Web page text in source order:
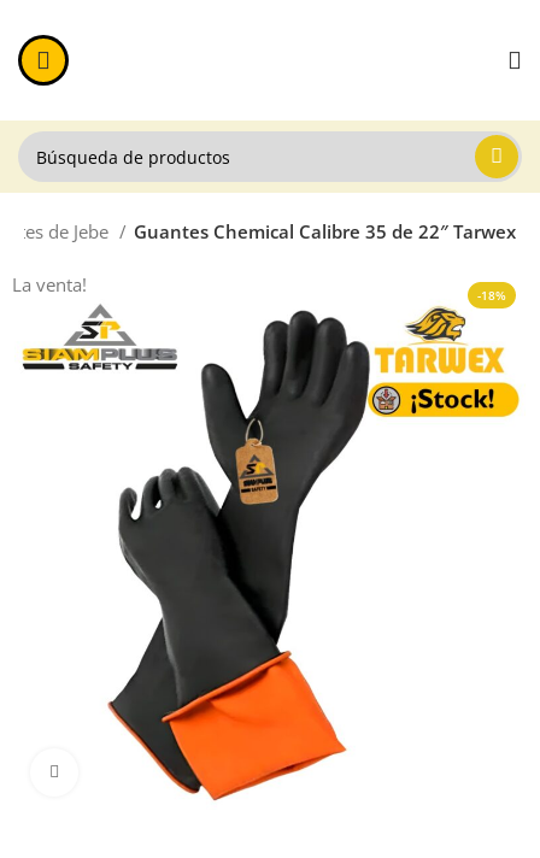
de Jebe Guantes Chemical Calibre 35 de 22″ Tarwex
-18%
La venta!
Haga Click para agrandar